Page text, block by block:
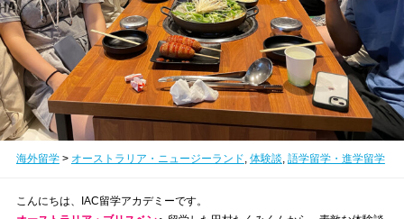
海外留学> オーストラリア・ニュージーランド, 体験談, 語学留学・進学留学
こんにちは、IAC留学アカデミーです。